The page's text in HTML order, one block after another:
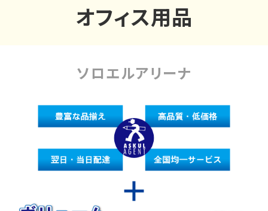
オフィス用品
ソロエルアリーナ